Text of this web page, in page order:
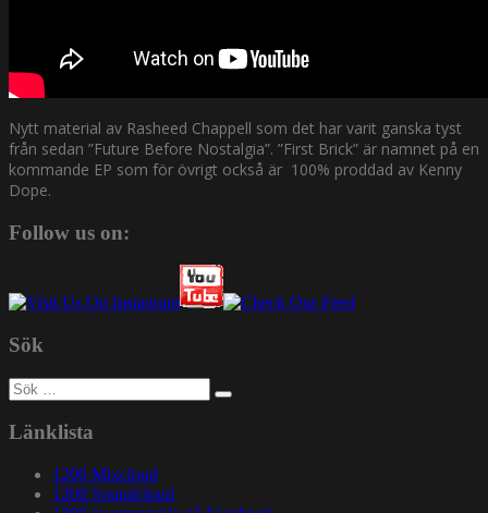
Nytt material av Rasheed Chappell som det har varit ganska tyst
från sedan ”Future Before Nostalgia”. ”First Brick” är namnet på en
kommande EP som för övrigt också är 100% proddad av Kenny
Dope.
Follow us on:
Sök
Sök
efter:
Länklista
1200 Mixcloud
1200 Soundcloud